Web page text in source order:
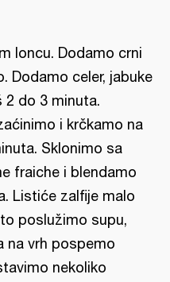
loncu. Dodamo crni
Dodamo celer, jabuke
do 3 minuta.
i krčkamo na
Sklonimo sa
fraiche i blendamo
Listiće zalfije malo
poslužimo supu,
na vrh pospemo
nekoliko